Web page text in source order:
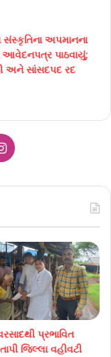
અપમાનના
આવેદનપત્ર પાઠવાયું;
અને સાંસદપદ રદ
Instagram
પ્રભાવિત
જિલ્લા વહીવટી